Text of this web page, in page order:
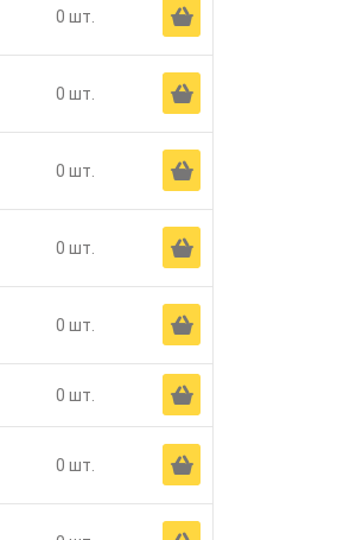
0 шт. Ä
0 шт. Ä
0 шт. Ä
0 шт. Ä
0 шт. Ä
0 шт. Ä
0 шт. Ä